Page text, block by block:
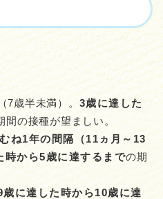
7歳半未満）。 3歳に達した
間の接種が望ましい。
ね1年の間隔（11ヵ月～13
時から5歳に達するまでの期
歳に達した時から10歳に達